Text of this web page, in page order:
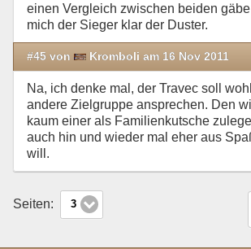
einen Vergleich zwischen beiden
mich der Sieger klar der Duster.
#45 von Kromboli am 16 Nov 2011
Na, ich denke mal, der Travec soll
andere Zielgruppe ansprechen. Den
kaum einer als Familienkutsche
auch hin und wieder mal eher aus
will.
Seiten: 3